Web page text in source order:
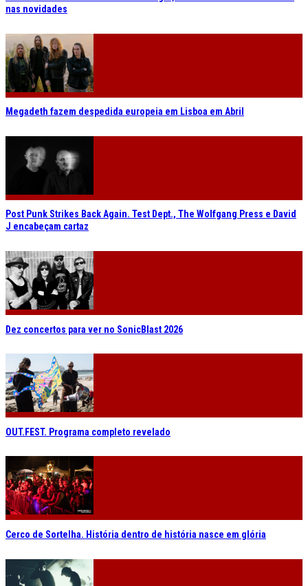
nas novidades
Megadeth fazem despedida europeia em Lisboa em Abril
Post Punk Strikes Back Again. Test Dept., The Wolfgang Press e David
J encabeçam cartaz
Dez concertos para ver no SonicBlast 2026
OUT.FEST. Programa completo revelado
Cerco de Sortelha. História dentro de história nasce em glória